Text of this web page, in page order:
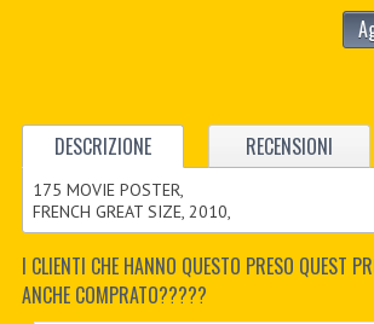
DESCRIZIONE RECENSIONI
175 MOVIE POSTER,
FRENCH GREAT SIZE, 2010,
I CLIENTI CHE HANNO QUESTO PRESO QUEST
ANCHE COMPRATO?????